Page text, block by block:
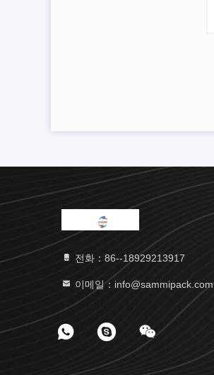
전화：86--18929213917
이메일：info@sammipack.com